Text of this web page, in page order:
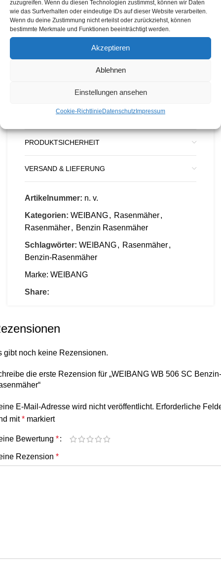
zuzugreifen. Wenn du diesen Technologien zustimmst, können wir Daten
wie das Surfverhalten oder eindeutige IDs auf dieser Website verarbeiten.
Wenn du deine Zustimmung nicht erteilst oder zurückziehst, können
bestimmte Merkmale und Funktionen beeinträchtigt werden.
Akzeptieren
Ablehnen
Einstellungen ansehen
Cookie-RichtlinieDatenschutzImpressum
zentrale Schnitthöhenverstellung,doppelt
kugelgelagerte Räder,durchgehende Achsen
sowie einenhöhenverstellbaren Holmfür
ergonomisches Arbeiten. CE-Zertifizierung
inklusive.
Vielseitigkeit – perfekt für mittlere bis große
PRODUKTSICHERHEIT
VERSAND & LIEFERUNG
Artikelnummer: n. v.
Kategorien: WEIBANG, Rasenmäher,
Rasenmäher, Benzin Rasenmäher
Schlagwörter: WEIBANG, Rasenmäher,
Benzin-Rasenmäher
Marke: WEIBANG
Share:
gibt noch keine Rezensionen.
die erste Rezension für „WEIBANG WB 506 SC Benzin-
E-Mail-Adresse wird nicht veröffentlicht. Erforderliche
mit* markiert
Bewertung *
Rezension *